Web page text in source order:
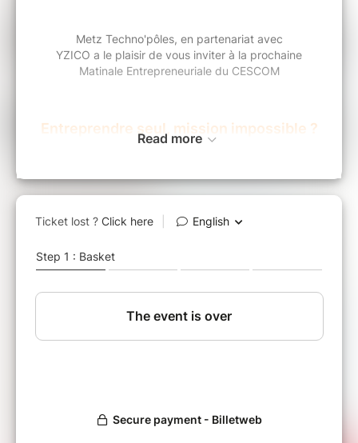
Metz Techno'pôles, en partenariat avec
YZICO a le plaisir de vous inviter à la prochaine
Matinale Entrepreneuriale du CESCOM
Entreprendre seul, mission impossible ?
L'importance de l'accompagnement pour
Cette édition sera animée par
Delphine BOULEY, Directrice chez Initiative
Réseau Entreprendre
Au programme : ​​​​​​
09H30 :Échanges et débats avec les
Read more